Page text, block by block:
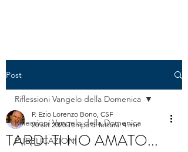
Post
Riflessioni Vangelo della Domenica
PUBBLICAZIONI
Riflessioni Vangelo della Domenica
TARDI TI HO AMATO...
P. Ezio Lorenzo Bono, CSF
20 set 2020 Tempo di lettura: 4 min